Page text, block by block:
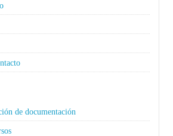
de documentación